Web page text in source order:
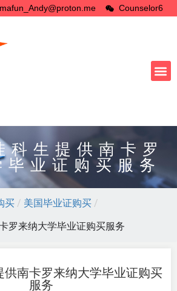
Counselor6
生提供南卡罗
毕业证购买服务
买 / 美国毕业证购买 /
罗来纳大学毕业证购买服务
供南卡罗来纳大学毕业证购买
服务